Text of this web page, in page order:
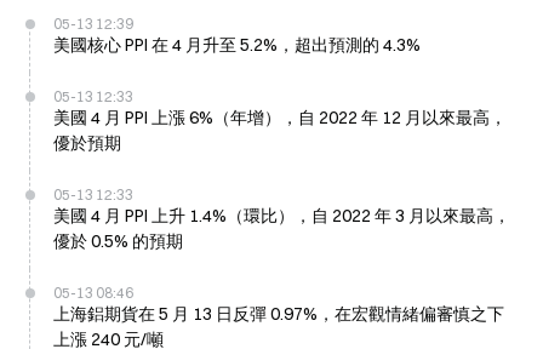
05-13 12:39
美國核心 PPI 在 4 月升至 5.2%，超出預測的 4.3%
05-13 12:33
美國 4 月 PPI 上漲 6%（年增），自 2022 年 12 月以來最高，
優於預期
05-13 12:33
美國 4 月 PPI 上升 1.4%（環比），自 2022 年 3 月以來最高，
優於 0.5% 的預期
05-13 08:46
上海鋁期貨在 5 月 13 日反彈 0.97%，在宏觀情緒偏審慎之下
上漲 240 元/噸